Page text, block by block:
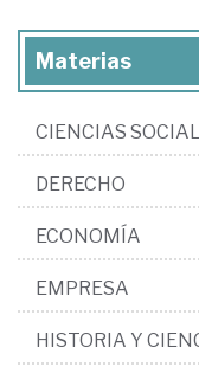
Materias
CIENCIAS
DERECHO
ECONOMÍA
EMPRESA
HISTORIA Y